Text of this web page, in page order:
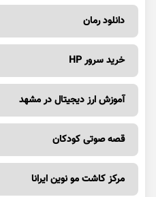
دانلود رمان
خرید سرور HP
آموزش ارز دیجیتال در مشهد
قصه صوتی کودکان
مرکز کاشت مو نوین ایرانا